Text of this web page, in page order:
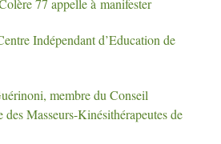
77 appelle à manifester
Indépendant d’Education de
membre du Conseil
Masseurs-Kinésithérapeutes de